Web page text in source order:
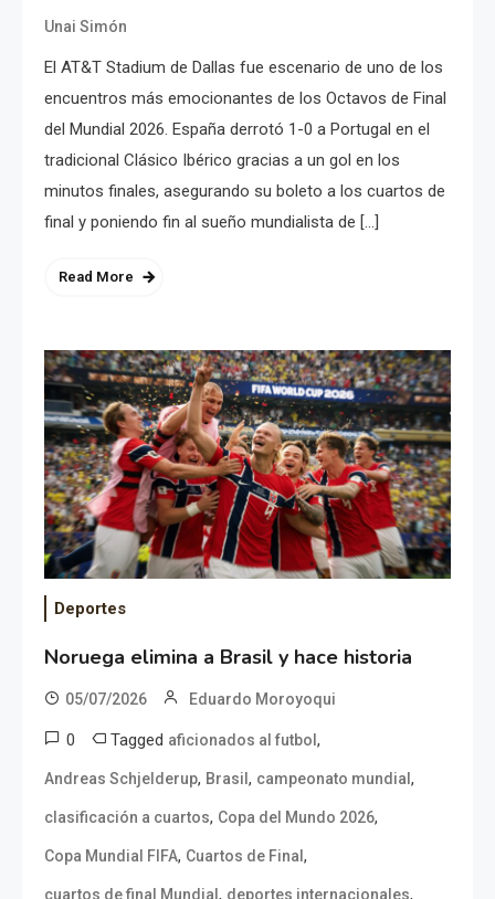
Unai Simón
El AT&T Stadium de Dallas fue escenario de uno de los
encuentros más emocionantes de los Octavos de Final
del Mundial 2026. España derrotó 1-0 a Portugal en el
tradicional Clásico Ibérico gracias a un gol en los
minutos finales, asegurando su boleto a los cuartos de
final y poniendo fin al sueño mundialista de […]
Read More
Deportes
Noruega elimina a Brasil y hace historia
05/07/2026 Eduardo Moroyoqui
0 Tagged aficionados al futbol ,
Andreas Schjelderup, Brasil , campeonato mundial ,
clasificación a cuartos, Copa del Mundo 2026,
Copa Mundial FIFA, Cuartos de Final ,
cuartos de final Mundial , deportes internacionales,